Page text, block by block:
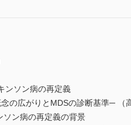
ンソン病の再定義
の広がりとMDSの診断基準─
ソン病の再定義の背景